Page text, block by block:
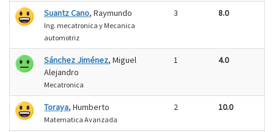
Suantz Cano, Raymundo
Ing. mecatronica y Mecanica
automotriz
3 8.0
Sánchez Jiménez, Miguel
Alejandro
Mecatronica
1 4.0
Toraya, Humberto
Matematica Avanzada
2 10.0